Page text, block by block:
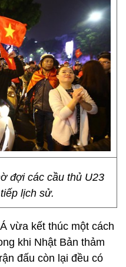
đợi các cầu thủ U23
lịch sử.
vừa kết thúc một cách
khi Nhật Bản thảm
đấu còn lại đều có